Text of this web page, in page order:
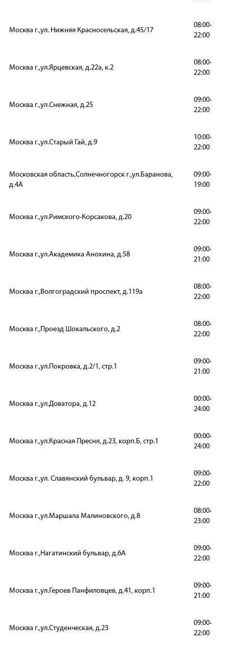
Москва г.,ул. Нижняя Красносельская, д.45/17
08:00-
22:00
Москва г.,ул.Ярцевская, д.22а, к.2
08:00-
22:00
Москва г.,ул.Снежная, д.25
09:00-
22:00
Москва г.,ул.Старый Гай, д.9
10:00-
22:00
Московская область,Солнечногорск г.,ул.Баранова,
д.4А
09:00-
19:00
Москва г.,ул.Римского-Корсакова, д.20
09:00-
22:00
Москва г.,ул.Академика Анохина, д.58
09:00-
21:00
Москва г.,Волгоградский проспект, д.119а
08:00-
22:00
Москва г.,Проезд Шокальского, д.2
08:00-
22:00
Москва г.,ул.Покровка, д.2/1, стр.1
09:00-
21:00
Москва г.,ул.Доватора, д.12
00:00-
24:00
Москва г.,ул.Красная Пресня, д.23, корп.Б, стр.1
00:00-
24:00
Москва г.,ул. Славянский бульвар, д. 9, корп.1
09:00-
22:00
Москва г.,ул.Маршала Малиновского, д.8
08:00-
23:00
Москва г.,Нагатинский бульвар, д.6А
09:00-
22:00
Москва г.,ул.Героев Панфиловцев, д.41, корп.1
09:00-
21:00
Москва г.,ул.Студенческая, д.23
09:00-
22:00